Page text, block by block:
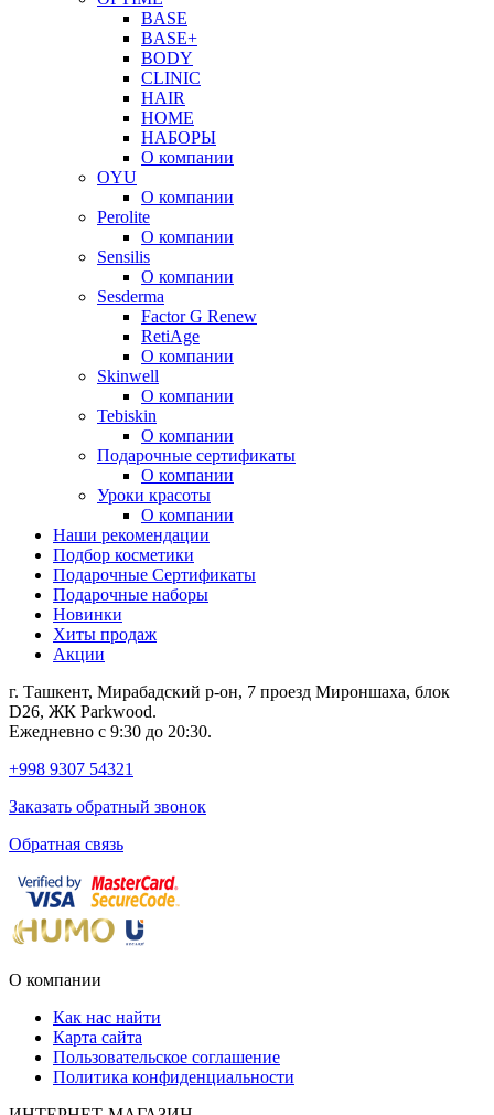
BASE
BASE+
BODY
CLINIC
HAIR
HOME
НАБОРЫ
О компании
OYU
О компании
Perolite
О компании
Sensilis
О компании
Sesderma
Factor G Renew
RetiAge
О компании
Skinwell
О компании
Tebiskin
О компании
Подарочные сертификаты
О компании
Уроки красоты
О компании
Наши рекомендации
Подбор косметики
Подарочные Сертификаты
Подарочные наборы
Новинки
Хиты продаж
Акции
г. Ташкент, Мирабадский р-он, 7 проезд Мироншаха, блок
D26, ЖК Раrkwood.
Ежедневно с 9:30 до 20:30.
+998 9307 54321
Заказать обратный звонок
Обратная связь
О компании
Как нас найти
Карта сайта
Пользовательское соглашение
Политика конфиденциальности